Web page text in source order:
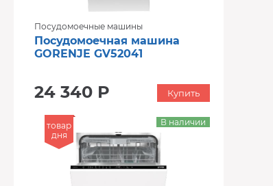
Посудомоечные машины
Посудомоечная машина
GORENJE GV52041
24 340 Р Купить
товар
дня
В наличии